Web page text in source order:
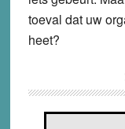
toeval dat uw
heet?